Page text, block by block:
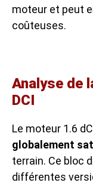
moteur et peut
coûteuses.
Analyse de
DCI
Le moteur 1.6
globalement
terrain. Ce bloc
différentes